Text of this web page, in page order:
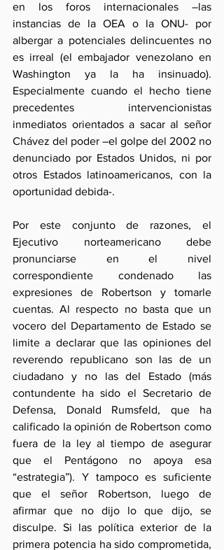
en los foros internacionales –las
instancias de la OEA o la ONU- por
albergar a potenciales delincuentes no
es irreal (el embajador venezolano en
Washington ya la ha insinuado).
Especialmente cuando el hecho tiene
precedentes intervencionistas
inmediatos orientados a sacar al señor
Chávez del poder –el golpe del 2002 no
denunciado por Estados Unidos, ni por
otros Estados latinoamericanos, con la
oportunidad debida-.
Por este conjunto de razones, el
Ejecutivo norteamericano debe
pronunciarse en el nivel
correspondiente condenado las
expresiones de Robertson y tomarle
cuentas. Al respecto no basta que un
vocero del Departamento de Estado se
limite a declarar que las opiniones del
reverendo republicano son las de un
ciudadano y no las del Estado (más
contundente ha sido el Secretario de
Defensa, Donald Rumsfeld, que ha
calificado la opinión de Robertson como
fuera de la ley al tiempo de asegurar
que el Pentágono no apoya esa
“estrategia”). Y tampoco es suficiente
que el señor Robertson, luego de
afirmar que no dijo lo que dijo, se
disculpe. Si las política exterior de la
primera potencia ha sido comprometida,